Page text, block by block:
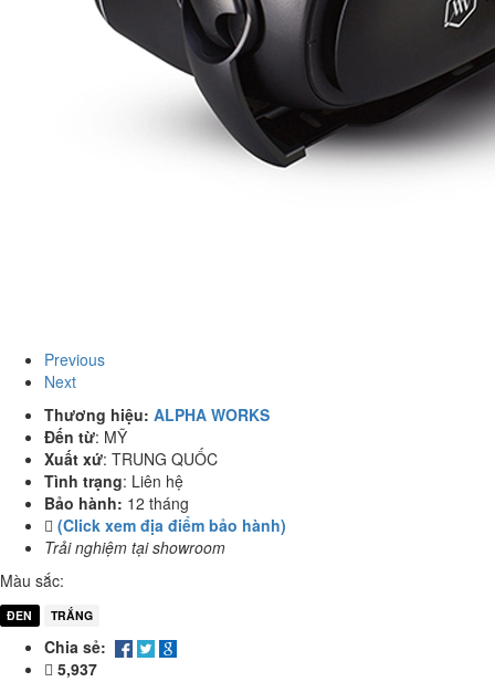
Previous
Next
Thương hiệu: ALPHA WORKS
Đến từ: MỸ
Xuất xứ: TRUNG QUỐC
Tình trạng: Liên hệ
Bảo hành: 12 tháng
(Click xem địa điểm bảo hành)
Trải nghiệm tại showroom
Màu sắc:
ĐEN TRẮNG
Chia sẻ:
5,937